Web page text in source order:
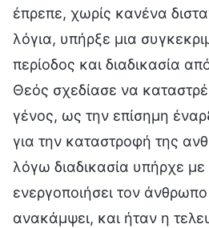
έπρεπε, χωρίς κανένα
λόγια, υπήρξε μια
περίοδος και διαδικασία
Θεός σχεδίασε να
γένος, ως την επίσημη
για την καταστροφή της
λόγω διαδικασία υπήρχε
ενεργοποιήσει τον
ανακάμψει, και ήταν η